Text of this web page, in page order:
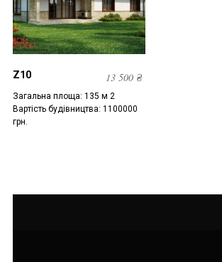
Z10 13 500₴
Загальна площа: 135 м 2
Вартість будівництва: 1100000
грн.